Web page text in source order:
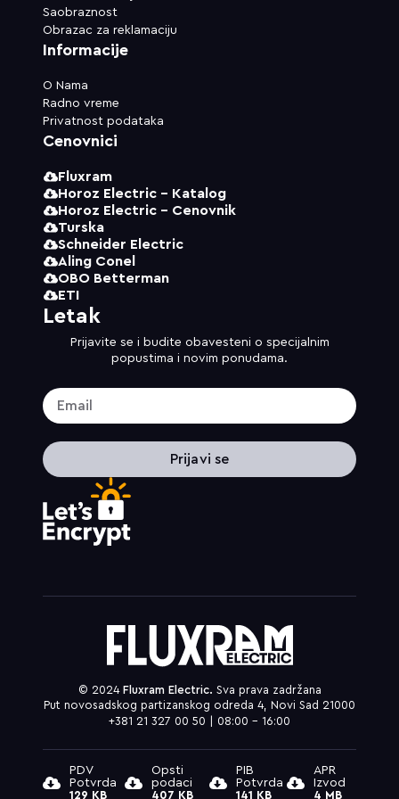
Saobraznost
Obrazac za reklamaciju
Informacije
O Nama
Radno vreme
Privatnost podataka
Cenovnici
Fluxram
Horoz Electric - Katalog
Horoz Electric - Cenovnik
Turska
Schneider Electric
Aling Conel
OBO Betterman
ETI
Letak
Prijavite se i budite obavesteni o specijalnim
popustima i novim ponudama.
Prijavi se
© 2024 Fluxram Electric. Sva prava zadržana
Put novosadskog partizanskog odreda 4, Novi Sad 21000
+381 21 327 00 50 | 08:00 – 16:00
PDV
Potvrda
129 KB
Opsti
podaci
407 KB
PIB
Potvrda
141 KB
APR
Izvod
4 MB